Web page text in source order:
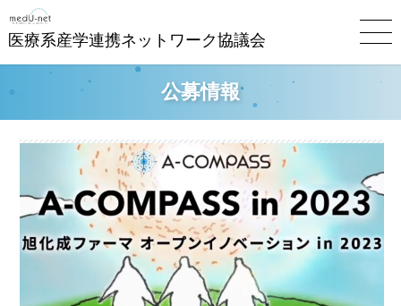
医療系産学連携ネットワーク協議会
公募情報